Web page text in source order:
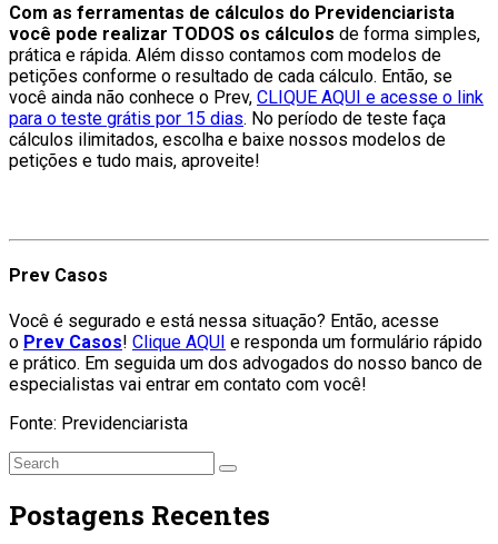
Com as ferramentas de cálculos do Previdenciarista
você pode realizar TODOS os cálculos de forma simples,
prática e rápida. Além disso contamos com modelos de
petições conforme o resultado de cada cálculo. Então, se
você ainda não conhece o Prev, CLIQUE AQUI e acesse o link
para o teste grátis por 15 dias. No período de teste faça
cálculos ilimitados, escolha e baixe nossos modelos de
petições e tudo mais, aproveite!
Prev Casos
Você é segurado e está nessa situação? Então, acesse
o Prev Casos! Clique AQUI e responda um formulário rápido
e prático. Em seguida um dos advogados do nosso banco de
especialistas vai entrar em contato com você!
Fonte: Previdenciarista
Postagens Recentes